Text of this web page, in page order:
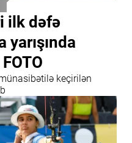
ilk dəfə
keçirilən